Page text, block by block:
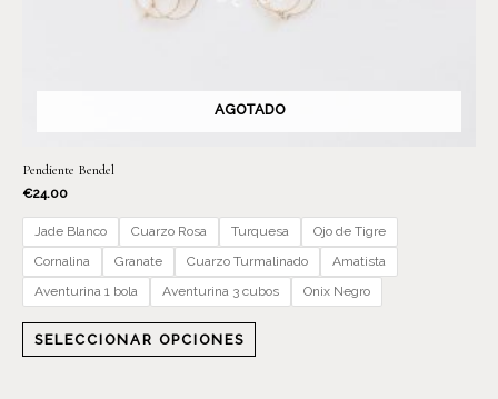
AGOTADO
Pendiente Bendel
€24.00
Jade Blanco Cuarzo Rosa Turquesa
Ojo de Tigre
Cornalina
Granate Cuarzo Turmalinado
Amatista
Aventurina 1 bola
Aventurina 3 cubos Onix Negro
SELECCIONAR OPCIONES